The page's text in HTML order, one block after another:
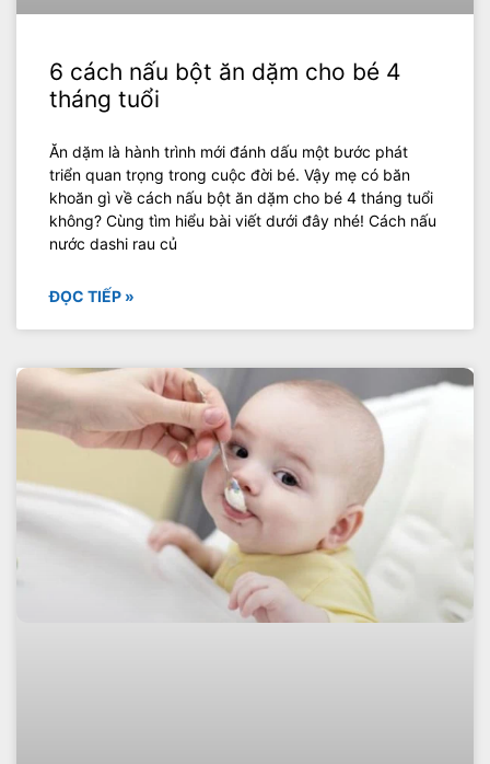
6 cách nấu bột ăn dặm cho bé 4
tháng tuổi
Ăn dặm là hành trình mới đánh dấu một bước phát
triển quan trọng trong cuộc đời bé. Vậy mẹ có băn
khoăn gì về cách nấu bột ăn dặm cho bé 4 tháng tuổi
không? Cùng tìm hiểu bài viết dưới đây nhé! Cách nấu
nước dashi rau củ
ĐỌC TIẾP »